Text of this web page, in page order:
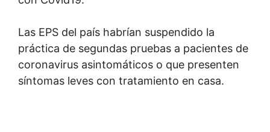
Las EPS del país habrían suspendido la
práctica de segundas pruebas a pacientes de
coronavirus asintomáticos o que presenten
síntomas leves con tratamiento en casa.